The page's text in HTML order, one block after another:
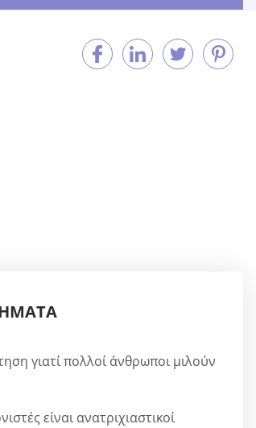
γιατί πολλοί άνθρωποι μιλούν
είναι ανατριχιαστικοί